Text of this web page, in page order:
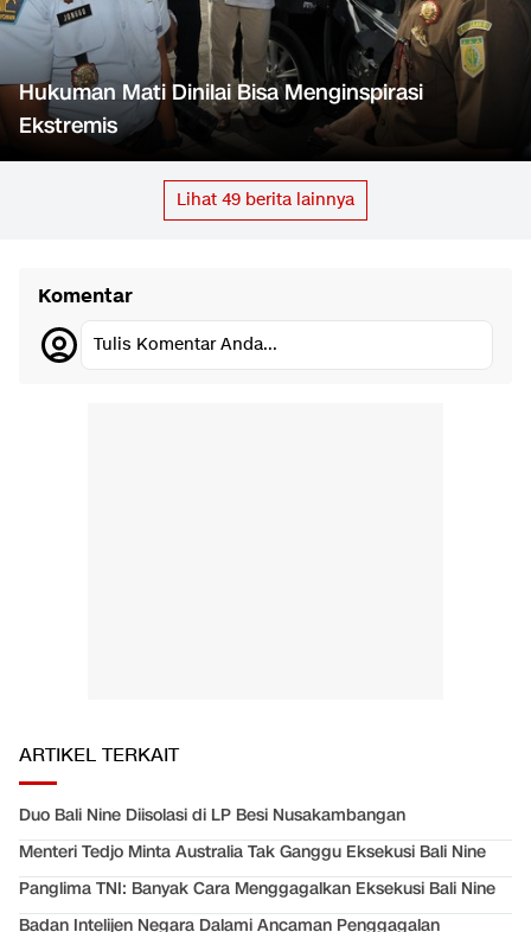
Hukuman Mati Dinilai Bisa Menginspirasi
Ekstremis
Lihat 49 berita lainnya
Komentar
Tulis Komentar Anda...
ARTIKEL TERKAIT
Duo Bali Nine Diisolasi di LP Besi Nusakambangan
Menteri Tedjo Minta Australia Tak Ganggu Eksekusi Bali Nine
Panglima TNI: Banyak Cara Menggagalkan Eksekusi Bali Nine
Badan Intelijen Negara Dalami Ancaman Penggagalan